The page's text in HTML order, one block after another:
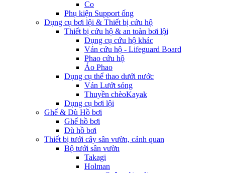
Co
Phụ kiện Support ống
Dụng cụ bơi lội & Thiết bị cứu hộ
Thiết bị cứu hộ & an toàn bơi lội
Dụng cụ cứu hộ khác
Ván cứu hộ - Lifeguard Board
Phao cứu hộ
Áo Phao
Dụng cụ thể thao dưới nước
Ván Lướt sóng
Thuyền chèoKayak
Dụng cụ bơi lội
Ghế & Dù Hồ bơi
Ghế hồ bơi
Dù hồ bơi
Thiết bị tưới cây sân vườn, cảnh quan
Bộ tưới sân vườn
Takagi
Holman